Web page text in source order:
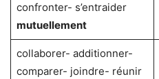
confronter- s’entraider
mutuellement
collaborer- additionner-
comparer- joindre- réunir